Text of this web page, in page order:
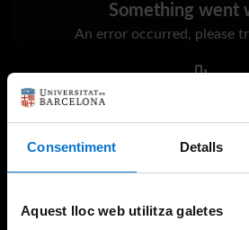
Consentiment Detalls
Aquest lloc web utilitza galetes
Something went
An error occurred, please